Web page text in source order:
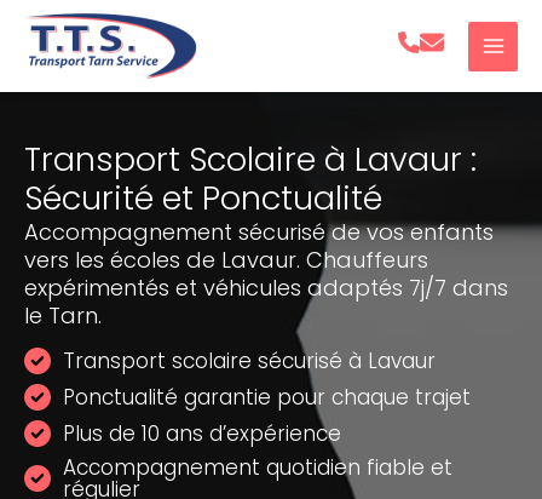
Aller
Transport Scolaire à Lavaur :
Sécurité et Ponctualité
Accompagnement sécurisé de vos enfants
vers les écoles de Lavaur. Chauffeurs
expérimentés et véhicules adaptés 7j/7 dans
le Tarn.
Transport scolaire sécurisé à Lavaur
Ponctualité garantie pour chaque trajet
Plus de 10 ans d’expérience
Accompagnement quotidien fiable et
régulier